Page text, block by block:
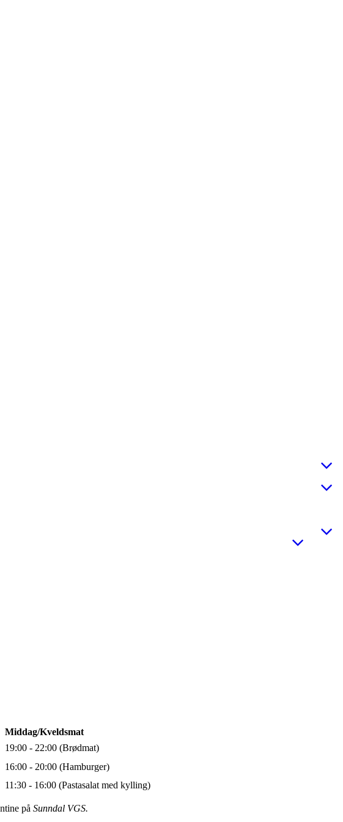
Middag/Kveldsmat
19:00 - 22:00 (Brødmat)
16:00 - 20:00 (Hamburger)
11:30 - 16:00 (Pastasalat med kylling)
på Sunndal VGS.